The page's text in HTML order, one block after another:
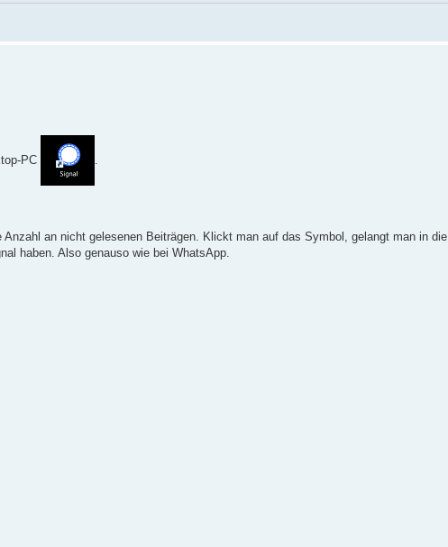
PC
an nicht gelesenen Beiträgen. Klickt man auf das Symbol, gelangt man in die
haben. Also genauso wie bei WhatsApp.